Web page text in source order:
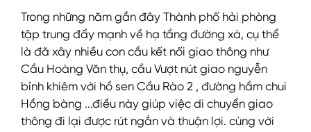
Trong những năm gần đây Thành phố hải phòng
tập trung đẩy mạnh về hạ tầng đường xá, cụ thể
là đã xây nhiều con cầu kết nối giao thông như
Cầu Hoàng Văn thụ, cầu Vượt nút giao nguyễn
bỉnh khiêm với hồ sen Cầu Rào 2 , đường hầm chui
Hồng bàng ...điều này giúp việc di chuyển giao
thông đi lại được rút ngắn và thuận lợi. cùng với